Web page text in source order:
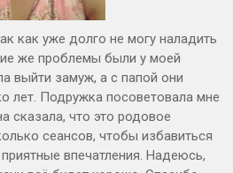
как уже долго не могу наладить
же проблемы были у моей
выйти замуж, а с папой они
лет. Подружка посоветовала мне
сказала, что это родовое
сеансов, чтобы избавиться
впечатления. Надеюсь,